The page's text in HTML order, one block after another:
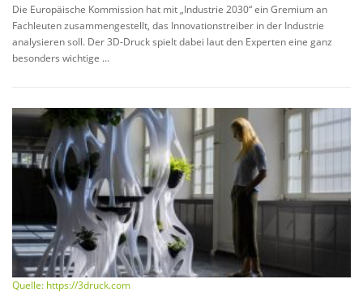
Die Europäische Kommission hat mit „Industrie 2030“ ein Gremium an
Fachleuten zusammengestellt, das Innovationstreiber in der Industrie
analysieren soll. Der 3D-Druck spielt dabei laut den Experten eine ganz
besonders wichtige …
Quelle: https://3druck.com